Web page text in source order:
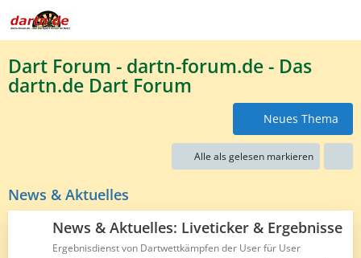
Dart Forum - dartn-forum.de - Das
dartn.de Dart Forum
Neues Thema
Alle als gelesen markieren
News & Aktuelles
News & Aktuelles: Liveticker & Ergebnisse
Ergebnisdienst von Dartwettkämpfen der User für User